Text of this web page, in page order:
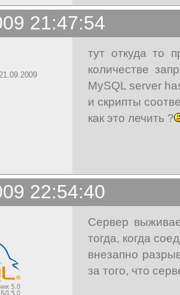
21:47:54
тут откуда то
количестве
MySQL server
и скрипты
как это лечить ?
22:54:40
Сервер
тогда, когда
внезапно
за того, что